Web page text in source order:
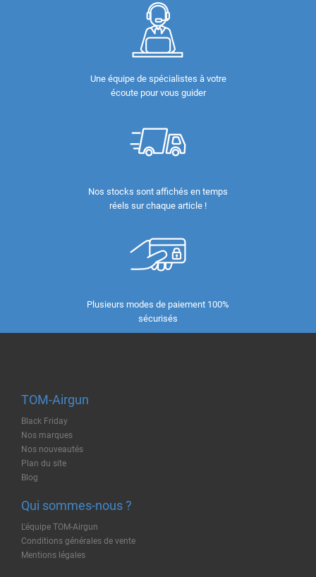
Une équipe de spécialistes à votre
écoute pour vous guider
Nos stocks sont affichés en temps
réels sur chaque article !
Plusieurs modes de paiement 100%
sécurisés
TOM-Airgun
Black Friday
Nos marques
Nos nouveautés
Plan du site
Blog
Qui sommes-nous ?
L'équipe TOM-Airgun
Conditions générales de vente
Mentions légales